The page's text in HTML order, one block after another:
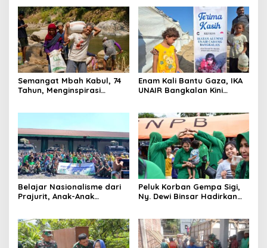
Semangat Mbah Kabul, 74
Tahun, Menginspirasi
Enam Kali Bantu Gaza, IKA
UNAIR Bangkalan Kini
Belajar Nasionalisme dari
Prajurit, Anak-Anak
Peluk Korban Gempa Sigi,
Ny. Dewi Binsar Hadirkan